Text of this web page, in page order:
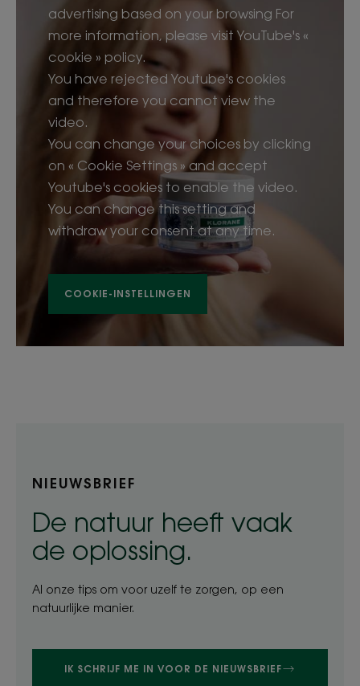
advertising based on your browsing For
more information, please visit YouTube's «
cookie » policy.
You have rejected Youtube's cookies
and therefore you cannot view the
video.
You can change your choices by clicking
on « Cookie Settings » and accept
Youtube's cookies to enable the video.
You can change this setting and
withdraw your consent at any time.
COOKIE-INSTELLINGEN
NIEUWSBRIEF
De natuur heeft vaak
de oplossing.
Al onze tips om voor uzelf te zorgen, op een
natuurlijke manier.
IK SCHRIJF ME IN VOOR DE NIEUWSBRIEF